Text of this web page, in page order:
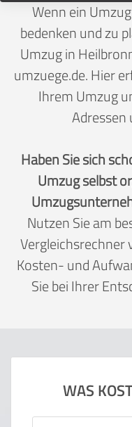
Wenn ein
bedenken und zu
Umzug in
umzuege.de. Hier
Ihrem Umzug
Haben Sie sich
Umzug selbst
Nutzen Sie am
Vergleichsrechner
Kosten- und
Sie bei Ihrer
WAS